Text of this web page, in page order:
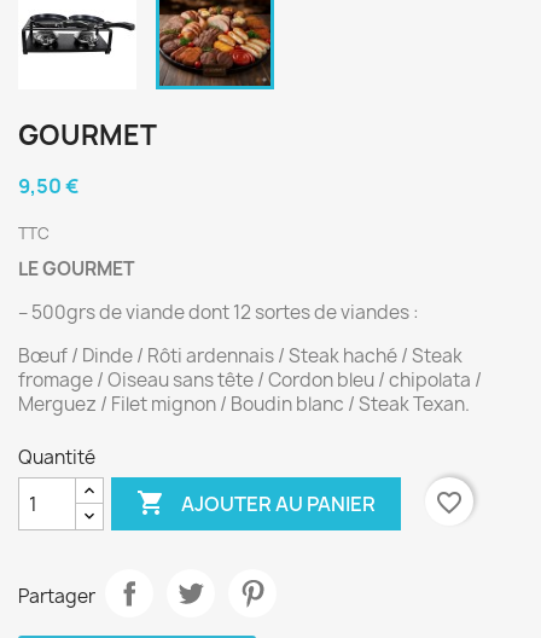
GOURMET
9,50 €
TTC
LE GOURMET
– 500grs de viande dont 12 sortes de viandes :
Bœuf / Dinde / Rôti ardennais / Steak haché / Steak
fromage / Oiseau sans tête / Cordon bleu / chipolata /
Merguez / Filet mignon / Boudin blanc / Steak Texan.
Quantité
 AJOUTER AU PANIER favorite_border
Partager